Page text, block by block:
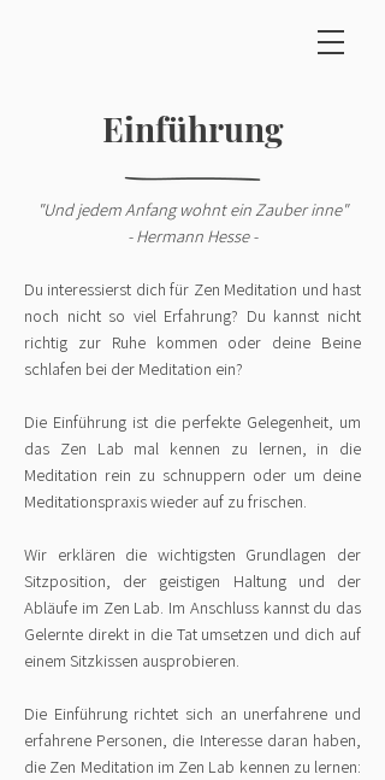
Einführung
"Und jedem Anfang wohnt ein Zauber inne"
- Hermann Hesse -
Du interessierst dich für Zen Meditation und hast
noch nicht so viel Erfahrung? Du kannst nicht
richtig zur Ruhe kommen oder deine Beine
schlafen bei der Meditation ein?
Die Einführung ist die perfekte Gelegenheit, um
das Zen Lab mal kennen zu lernen, in die
Meditation rein zu schnuppern oder um deine
Meditationspraxis wieder auf zu frischen.
Wir erklären die wichtigsten Grundlagen der
Sitzposition, der geistigen Haltung und der
Abläufe im Zen Lab. Im Anschluss kannst du das
Gelernte direkt in die Tat umsetzen und dich auf
einem Sitzkissen ausprobieren.
Die Einführung richtet sich an unerfahrene und
erfahrene Personen, die Interesse daran haben,
die Zen Meditation im Zen Lab kennen zu lernen: